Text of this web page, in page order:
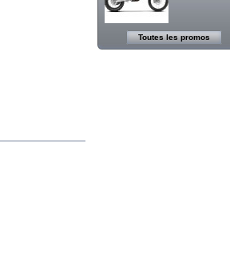
Toutes les promos